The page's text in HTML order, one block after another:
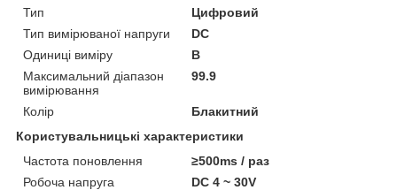
Тип
Цифровий
Тип вимірюваної напруги
DC
Одиниці виміру
В
Максимальний діапазон
вимірювання
99.9
Колір
Блакитний
Користувальницькі характеристики
Частота поновлення
≥500ms / раз
Робоча напруга
DC 4 ~ 30V